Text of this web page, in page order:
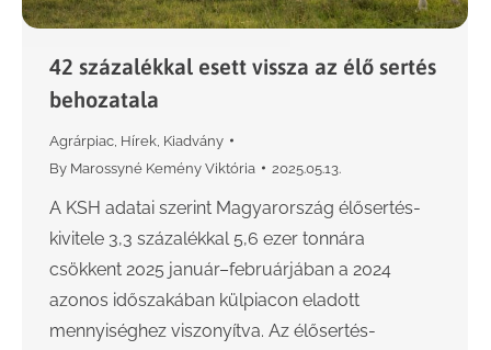
42 százalékkal esett vissza az élő sertés
behozatala
Agrárpiac Hírek Kiadvány
By Marossyné Kemény Viktória 2025.05.13.
A KSH adatai szerint Magyarország élősertés-
kivitele 3,3 százalékkal 5,6 ezer tonnára
csökkent 2025 január–februárjában a 2024
azonos időszakában külpiacon eladott
mennyiséghez viszonyítva. Az élősertés-